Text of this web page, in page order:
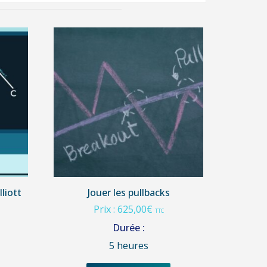
Jouer les pullbacks
Prix : 625,00€ TTC
Durée :
5 heures